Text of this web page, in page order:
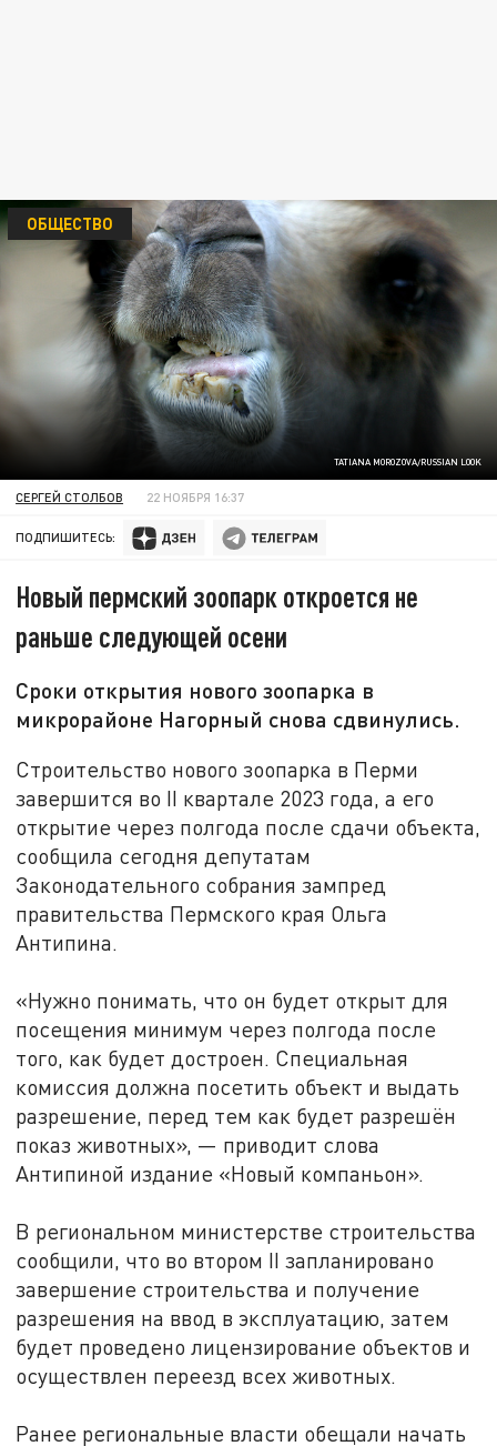
TATIANA MOROZOVA/RUSSIAN LOOK
ОБЩЕСТВО
СЕРГЕЙ СТОЛБОВ 22 НОЯБРЯ 16:37
ПОДПИШИТЕСЬ:
Новый пермский зоопарк откроется не
раньше следующей осени
Сроки открытия нового зоопарка в
микрорайоне Нагорный снова сдвинулись.
Строительство нового зоопарка в Перми
завершится во II квартале 2023 года, а его
открытие через полгода после сдачи объекта,
сообщила сегодня депутатам
Законодательного собрания зампред
правительства Пермского края Ольга
Антипина.
«Нужно понимать, что он будет открыт для
посещения минимум через полгода после
того, как будет достроен. Специальная
комиссия должна посетить объект и выдать
разрешение, перед тем как будет разрешён
показ животных», — приводит слова
Антипиной издание «Новый компаньон».
В региональном министерстве строительства
сообщили, что во втором II запланировано
завершение строительства и получение
разрешения на ввод в эксплуатацию, затем
будет проведено лицензирование объектов и
осуществлен переезд всех животных.
Ранее региональные власти обещали начать